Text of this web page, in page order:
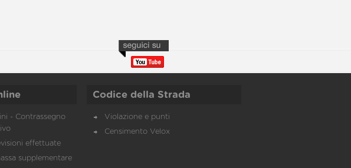
- Contrassegno
effettuate
supplementare
Codice della Strada
Violazione e punti
Censimento Velox